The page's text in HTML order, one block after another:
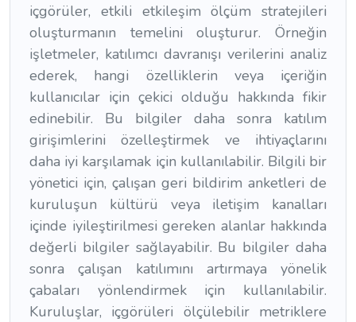
içgörüler, etkili etkileşim ölçüm stratejileri
oluşturmanın temelini oluşturur. Örneğin
işletmeler, katılımcı davranışı verilerini analiz
ederek, hangi özelliklerin veya içeriğin
kullanıcılar için çekici olduğu hakkında fikir
edinebilir. Bu bilgiler daha sonra katılım
girişimlerini özelleştirmek ve ihtiyaçlarını
daha iyi karşılamak için kullanılabilir. Bilgili bir
yönetici için, çalışan geri bildirim anketleri de
kuruluşun kültürü veya iletişim kanalları
içinde iyileştirilmesi gereken alanlar hakkında
değerli bilgiler sağlayabilir. Bu bilgiler daha
sonra çalışan katılımını artırmaya yönelik
çabaları yönlendirmek için kullanılabilir.
Kuruluşlar, içgörüleri ölçülebilir metriklere